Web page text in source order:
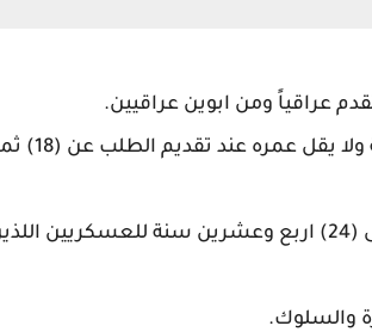
ولا يزيد على (24) اربع وعشرين سنة